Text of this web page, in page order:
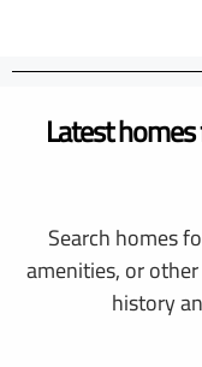
Latest
Search homes
amenities, or
history